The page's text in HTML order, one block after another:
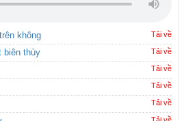
không Tải về
biên thùy Tải về
Tải về
Tải về
Tải về
Tải về